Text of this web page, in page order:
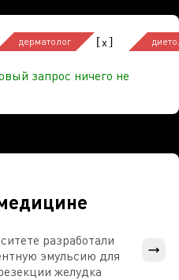
дерматолог [x]
запрос ничего не
разработали
эмульсию для
желудка